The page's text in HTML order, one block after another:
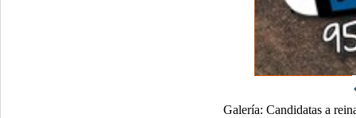
Galería: Candidatas a